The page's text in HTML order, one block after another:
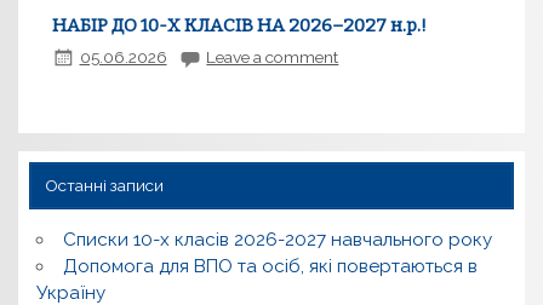
НАБІР ДО 10-Х КЛАСІВ НА 2026–2027 н.р.!
05.06.2026 Leave a comment
Останні записи
Списки 10-х класів 2026-2027 навчального року
Допомога для ВПО та осіб, які повертаються в
Україну